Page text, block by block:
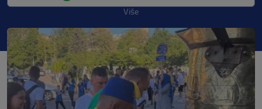
Više